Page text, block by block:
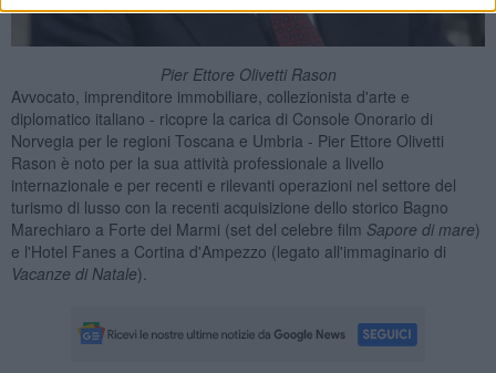
Pier Ettore Olivetti Rason
Avvocato, imprenditore immobiliare, collezionista d'arte e
diplomatico italiano - ricopre la carica di Console Onorario di
Norvegia per le regioni Toscana e Umbria - Pier Ettore Olivetti
Rason è noto per la sua attività professionale a livello
internazionale e per recenti e rilevanti operazioni nel settore del
turismo di lusso con la recenti acquisizione dello storico Bagno
Marechiaro a Forte dei Marmi (set del celebre film Sapore di mare)
e l'Hotel Fanes a Cortina d'Ampezzo (legato all'immaginario di
Vacanze di Natale).